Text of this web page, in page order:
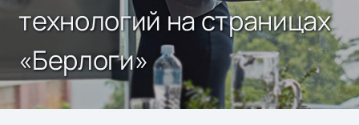
технологий на страницах
«Берлоги»